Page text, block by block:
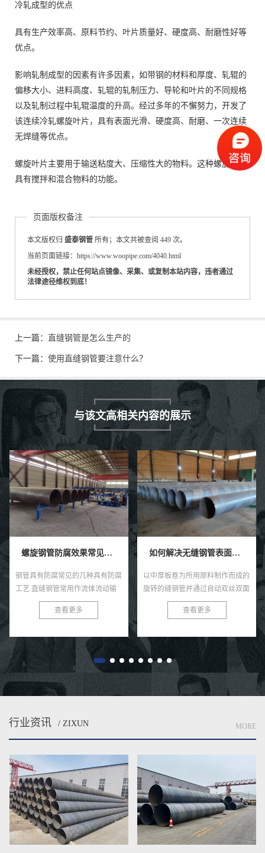
冷轧成型的优点
具有生产效率高、原料节约、叶片质量好、硬度高、耐磨性好等
优点。
影响轧制成型的因素有许多因素，如带钢的材料和厚度、轧辊的
偏移大小、进料高度、轧辊的轧制压力、导轮和叶片的不同规格
以及轧制过程中轧辊温度的升高。经过多年的不懈努力，开发了
该连续冷轧螺旋叶片，具有表面光滑、硬度高、耐磨、一次连续
无焊缝等优点。
螺旋叶片主要用于输送粘度大、压缩性大的物料。这种螺旋表面
具有搅拌和混合物料的功能。
页面版权备注
本文版权归 盛泰钢管 所有；本文共被查阅 449 次。
当前页面链接：https://www.woopipe.com/4040.html
未经授权，禁止任何站点镜像、采集、或复制本站内容，违者通过
法律途径维权到底！
上一篇： 直缝钢管是怎么生产的
下一篇： 使用直缝钢管要注意什么？
与该文高相关内容的展示
螺旋钢管防腐效果常见的四种具有防腐工艺技术。
钢管具有防腐常见的几种具有防腐
工艺 直缝钢管常用作流体流动输
送和其他气体高质量人才，管道系
统经常需要更多埋地、水下或者权
查看更多
如何解决无缝钢管表面感觉的褐色锈点？
以中厚板卷为所用原料制作而成的
旋转的缝钢管并通过自动双丝双面
焊条电弧焊压制成型而成的就是螺
旋焊管啦，直缝焊管将热轧扔进点
后...
查看更多
行业资讯 / ZIXUN MORE